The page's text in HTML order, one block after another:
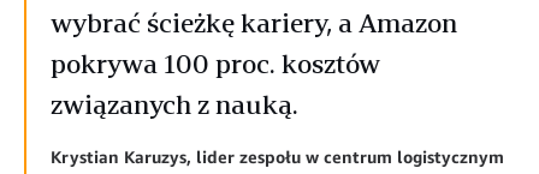
wybrać ścieżkę kariery, a Amazon
pokrywa 100 proc. kosztów
związanych z nauką.
Krystian Karuzys, lider zespołu w centrum logistycznym